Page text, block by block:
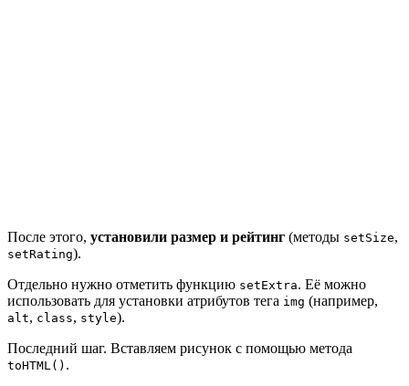
После этого, установили размер и рейтинг (методы setSize,
setRating).
Отдельно нужно отметить функцию setExtra. Её можно
использовать для установки атрибутов тега img (например,
alt, class, style).
Последний шаг. Вставляем рисунок с помощью метода
toHTML() .